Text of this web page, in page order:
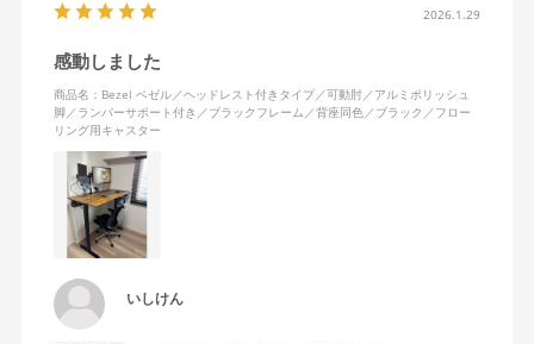
2026.1.29
感動しました
商品名：Bezel ベゼル／ヘッドレスト付きタイプ／可動肘／アルミポリッシュ
脚／ランバーサポート付き／ブラックフレーム／背座同色／ブラック／フロー
リング用キャスター
いしけん